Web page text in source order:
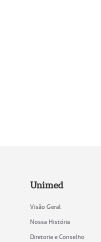
Unimed
Visão Geral
Nossa História
Diretoria e Conselho